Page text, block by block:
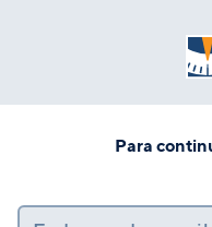
Para